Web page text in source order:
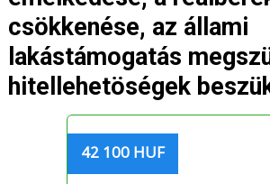
csökkenése, az állami
lakástámogatás
hitellehetöségek
42 100 HUF